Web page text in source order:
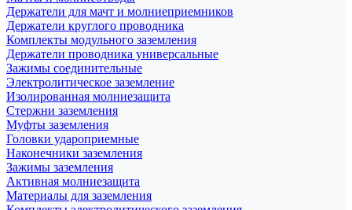
Держатели для мачт и молниеприемников
Держатели круглого проводника
Комплекты модульного заземления
Держатели проводника универсальные
Зажимы соединительные
Электролитическое заземление
Изолированная молниезащита
Стержни заземления
Муфты заземления
Головки удароприемные
Наконечники заземления
Зажимы заземления
Активная молниезащита
Материалы для заземления